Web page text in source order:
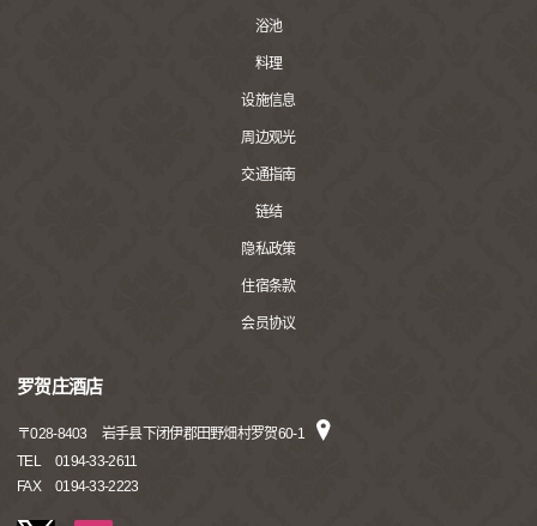
浴池
料理
设施信息
周边观光
交通指南
链结
隐私政策
住宿条款
会员协议
罗贺庄酒店
〒028-8403
岩手县下闭伊郡田野畑村罗贺60-1
TEL
0194-33-2611
FAX
0194-33-2223